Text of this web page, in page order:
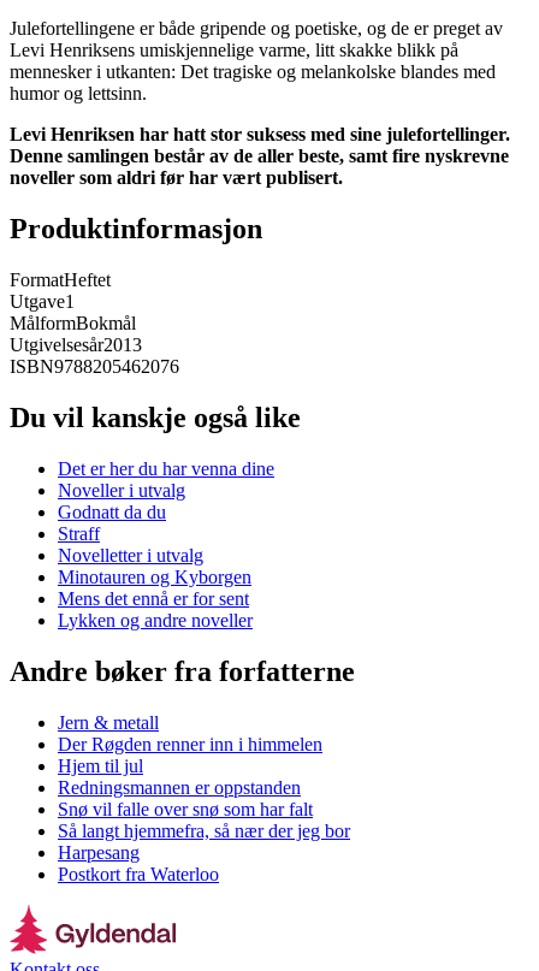
Julefortellingene er både gripende og poetiske, og de er preget av
Levi Henriksens umiskjennelige varme, litt skakke blikk på
mennesker i utkanten: Det tragiske og melankolske blandes med
humor og lettsinn.
Levi Henriksen har hatt stor suksess med sine julefortellinger.
Denne samlingen består av de aller beste, samt fire nyskrevne
noveller som aldri før har vært publisert.
Produktinformasjon
FormatHeftet
Utgave1
MålformBokmål
Utgivelsesår2013
ISBN9788205462076
Du vil kanskje også like
Det er her du har venna dine
Noveller i utvalg
Godnatt da du
Straff
Novelletter i utvalg
Minotauren og Kyborgen
Mens det ennå er for sent
Lykken og andre noveller
Andre bøker fra forfatterne
Jern & metall
Der Røgden renner inn i himmelen
Hjem til jul
Redningsmannen er oppstanden
Snø vil falle over snø som har falt
Så langt hjemmefra, så nær der jeg bor
Harpesang
Postkort fra Waterloo